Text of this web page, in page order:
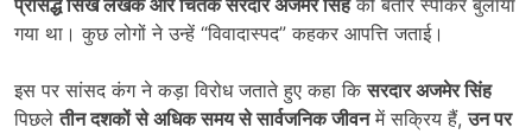
प्रसिद्ध सिख लेखक और चिंतक सरदार अजमेर सिंहको बतौर स्पीकर बुलाया
गया था। कुछ लोगों ने उन्हें “विवादास्पद” कहकर आपत्ति जताई।
इस पर सांसद कंग ने कड़ा विरोध जताते हुए कहा किसरदार अजमेर सिंह
पिछलेतीन दशकों से अधिक समय से सार्वजनिक जीवनमें सक्रिय हैं,उन पर